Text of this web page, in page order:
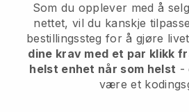
Som du opplever med å
nettet, vil du kanskje
bestillingssteg for å gjøre
dine krav med et par klikk
helst enhet når som helst -
være et